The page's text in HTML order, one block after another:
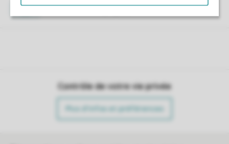
Animaux de compagnie
Contrôle de votre vie privée
Plus d’infos et préférences